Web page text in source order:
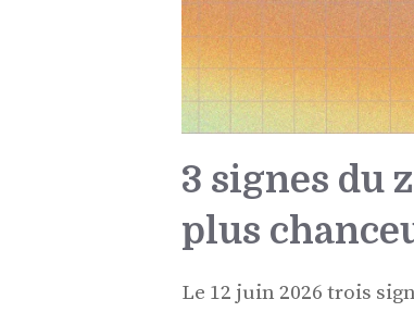
3 signes du
plus
Le 12 juin 2026 trois